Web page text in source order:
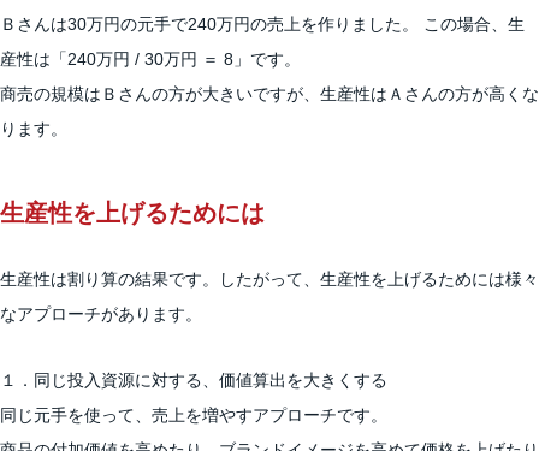
Ｂさんは30万円の元手で240万円の売上を作りました。 この場合、生
産性は「240万円 / 30万円 ＝ 8」です。
商売の規模はＢさんの方が大きいですが、生産性はＡさんの方が高くな
ります。
生産性を上げるためには
生産性は割り算の結果です。したがって、生産性を上げるためには様々
なアプローチがあります。
１．同じ投入資源に対する、価値算出を大きくする
同じ元手を使って、売上を増やすアプローチです。